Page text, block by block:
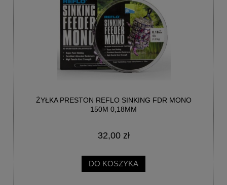
ŻYŁKA PRESTON REFLO SINKING FDR MONO
150M 0,18MM
32,00 zł
DO KOSZYKA